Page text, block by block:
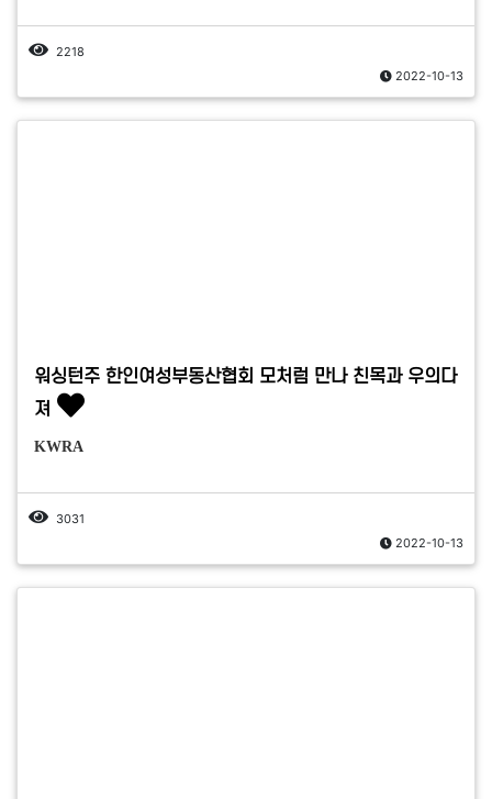
2218
2022-10-13
워싱턴주 한인여성부동산협회 모처럼 만나 친목과 우의다
져
KWRA
3031
2022-10-13